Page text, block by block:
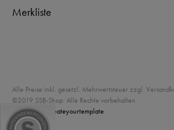
Merkliste
Alle Preise inkl. gesetzl. Mehrwertsteuer zzgl.
©2019 SSB-Shop. Alle Rechte vorbehalten.
Powered by
createyourtemplate